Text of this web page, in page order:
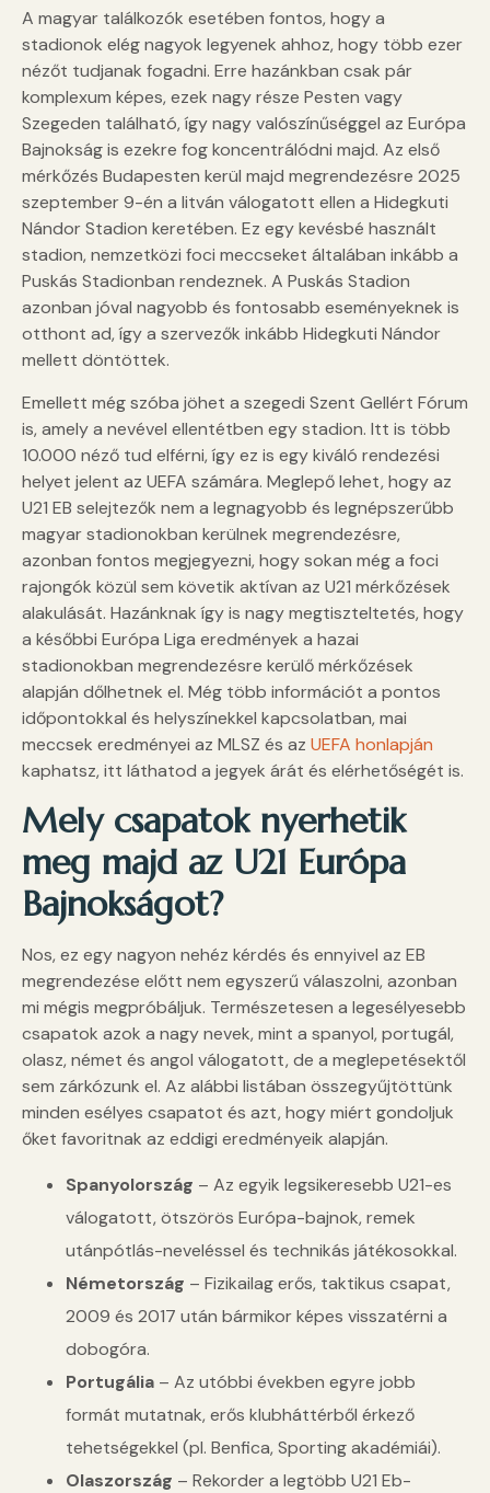
A magyar találkozók esetében fontos, hogy a
stadionok elég nagyok legyenek ahhoz, hogy több ezer
nézőt tudjanak fogadni. Erre hazánkban csak pár
komplexum képes, ezek nagy része Pesten vagy
Szegeden található, így nagy valószínűséggel az Európa
Bajnokság is ezekre fog koncentrálódni majd. Az első
mérkőzés Budapesten kerül majd megrendezésre 2025
szeptember 9-én a litván válogatott ellen a Hidegkuti
Nándor Stadion keretében. Ez egy kevésbé használt
stadion, nemzetközi foci meccseket általában inkább a
Puskás Stadionban rendeznek. A Puskás Stadion
azonban jóval nagyobb és fontosabb eseményeknek is
otthont ad, így a szervezők inkább Hidegkuti Nándor
mellett döntöttek.
Emellett még szóba jöhet a szegedi Szent Gellért Fórum
is, amely a nevével ellentétben egy stadion. Itt is több
10.000 néző tud elférni, így ez is egy kiváló rendezési
helyet jelent az UEFA számára. Meglepő lehet, hogy az
U21 EB selejtezők nem a legnagyobb és legnépszerűbb
magyar stadionokban kerülnek megrendezésre,
azonban fontos megjegyezni, hogy sokan még a foci
rajongók közül sem követik aktívan az U21 mérkőzések
alakulását. Hazánknak így is nagy megtiszteltetés, hogy
a későbbi Európa Liga eredmények a hazai
stadionokban megrendezésre kerülő mérkőzések
alapján dőlhetnek el. Még több információt a pontos
időpontokkal és helyszínekkel kapcsolatban, mai
meccsek eredményei az MLSZ és az UEFA honlapján
kaphatsz, itt láthatod a jegyek árát és elérhetőségét is.
Mely csapatok nyerhetik
meg majd az U21 Európa
Bajnokságot?
Nos, ez egy nagyon nehéz kérdés és ennyivel az EB
megrendezése előtt nem egyszerű válaszolni, azonban
mi mégis megpróbáljuk. Természetesen a legesélyesebb
csapatok azok a nagy nevek, mint a spanyol, portugál,
olasz, német és angol válogatott, de a meglepetésektől
sem zárkózunk el. Az alábbi listában összegyűjtöttünk
minden esélyes csapatot és azt, hogy miért gondoljuk
őket favoritnak az eddigi eredményeik alapján.
Spanyolország – Az egyik legsikeresebb U21-es
válogatott, ötszörös Európa-bajnok, remek
utánpótlás-neveléssel és technikás játékosokkal.
Németország – Fizikailag erős, taktikus csapat,
2009 és 2017 után bármikor képes visszatérni a
dobogóra.
Portugália – Az utóbbi években egyre jobb
formát mutatnak, erős klubháttérből érkező
tehetségekkel (pl. Benfica, Sporting akadémiái).
Olaszország – Rekorder a legtöbb U21 Eb-